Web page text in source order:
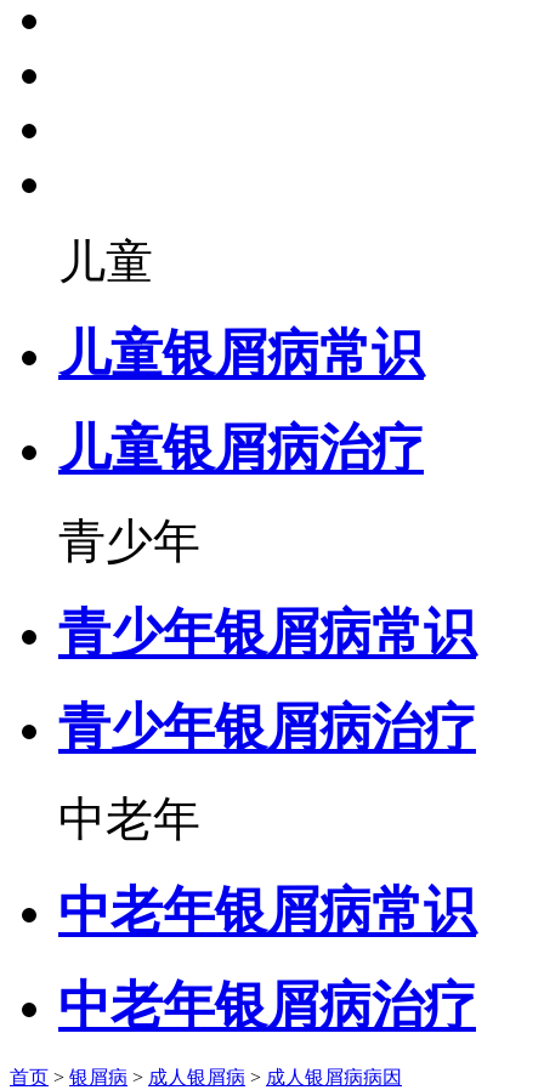
儿童
儿童银屑病常识
儿童银屑病治疗
青少年
青少年银屑病常识
青少年银屑病治疗
中老年
中老年银屑病常识
中老年银屑病治疗
首页 > 银屑病 > 成人银屑病 > 成人银屑病病因